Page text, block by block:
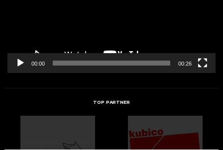
00:00 00:26
TOP PARTNER